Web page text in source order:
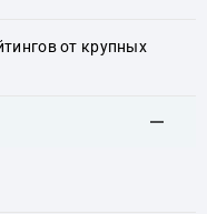
от крупных